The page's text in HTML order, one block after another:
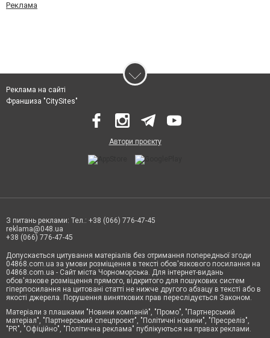
Реклама
Реклама на сайті
Франшиза "CitySites"
Автори проєкту
З питань реклами: Тел.: +38 (066) 776-47-45
reklama@048.ua
+38 (066) 776-47-45
Допускається цитування матеріалів без отримання попередньої згоди
04868.com.ua за умови розміщення в тексті обов'язкового посилання на
04868.com.ua - Сайт міста Чорноморська. Для інтернет-видань
обов'язкове розміщення прямого, відкритого для пошукових систем
гіперпосилання на цитовані статті не нижче другого абзацу в тексті або в
якості джерела. Порушення виняткових прав переслідується Законом.
Матеріали з плашками "Новини компаній", "Промо", "Партнерський
матеріал", "Партнерський спецпроєкт", "Політичні новини", "Пресреліз",
"PR", "Офіційно", "Політична реклама" публікуються на правах реклами.